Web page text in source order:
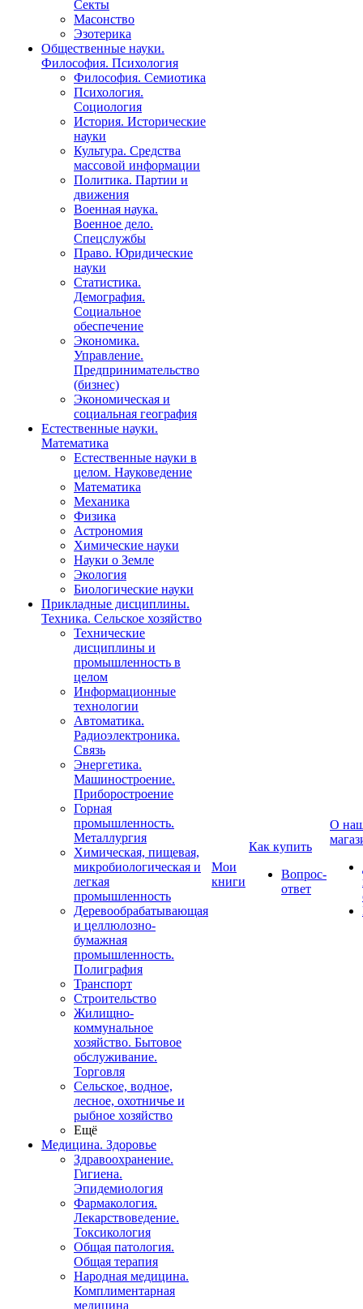
Секты
Масонство
Эзотерика
Общественные науки.
Философия. Психология
Философия. Семиотика
Психология.
Социология
История. Исторические
науки
Культура. Средства
массовой информации
Политика. Партии и
движения
Военная наука.
Военное дело.
Спецслужбы
Право. Юридические
науки
Статистика.
Демография.
Социальное
обеспечение
Экономика.
Управление.
Предпринимательство
(бизнес)
Экономическая и
социальная география
Естественные науки.
Математика
Естественные науки в
целом. Науковедение
Математика
Механика
Физика
Астрономия
Химические науки
Науки о Земле
Экология
Биологические науки
Прикладные дисциплины.
Техника. Сельское хозяйство
Технические
дисциплины и
промышленность в
целом
Информационные
технологии
Автоматика.
Радиоэлектроника.
Связь
Энергетика.
Машиностроение.
Приборостроение
Горная
промышленность.
Металлургия
Химическая, пищевая,
микробиологическая и
легкая
промышленность
Деревообрабатывающая
и целлюлозно-
бумажная
промышленность.
Полиграфия
Транспорт
Строительство
Жилищно-
коммунальное
хозяйство. Бытовое
обслуживание.
Торговля
Сельское, водное,
лесное, охотничье и
рыбное хозяйство
Ещё
Медицина. Здоровье
Здравоохранение.
Гигиена.
Эпидемиология
Фармакология.
Лекарствоведение.
Токсикология
Общая патология.
Общая терапия
Народная медицина.
Комплиментарная
медицина
Мои
книги
Как купить
Вопрос-
ответ
О